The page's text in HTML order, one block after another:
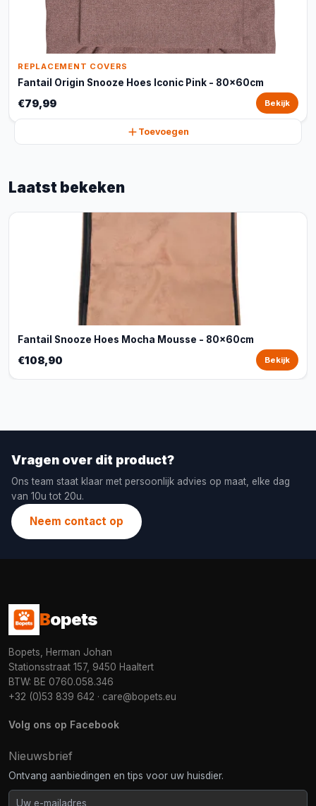
REPLACEMENT COVERS
Fantail Origin Snooze Hoes Iconic Pink - 80x60cm
€79,99 Bekijk
Toevoegen
Laatst bekeken
Fantail Snooze Hoes Mocha Mousse - 80x60cm
€108,90 Bekijk
Vragen over dit product?
Ons team staat klaar met persoonlijk advies op maat, elke dag
van 10u tot 20u.
Neem contact op
Bopets
Bopets, Herman Johan
Stationsstraat 157, 9450 Haaltert
BTW: BE 0760.058.346
+32 (0)53 839 642 · care@bopets.eu
Volg ons op Facebook
Nieuwsbrief
Ontvang aanbiedingen en tips voor uw huisdier.